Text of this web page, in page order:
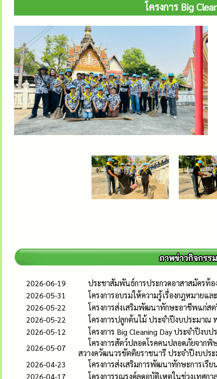
โครงการ Big
2026-06-19
ประชาสัมพันธ์การประกวดอาสาสมัครท้
2026-05-31
โครงการอบรมให้ความรู้เรื่องกฎหมายแ
2026-05-22
โครงการส่งเสริมพัฒนาทักษะอาชีพแก่ส
2026-05-22
โครงการปลูกต้นไม้ ประจำปีงบประมาณ
2026-05-12
โครงการ Big Cleaning Day ประจำปีง
2026-05-07
โครงการสัตว์ปลอดโรคคนปลอดภัยจาก
สวางควัฒนวรขัตติยราชนารี ประจำปีงบปร
2026-04-23
โครงการส่งเสริมการพัฒนาทักษะการเ
2026-04-17
โครงการรณรงค์ลดอุบัติเหตุในช่วงเทศก